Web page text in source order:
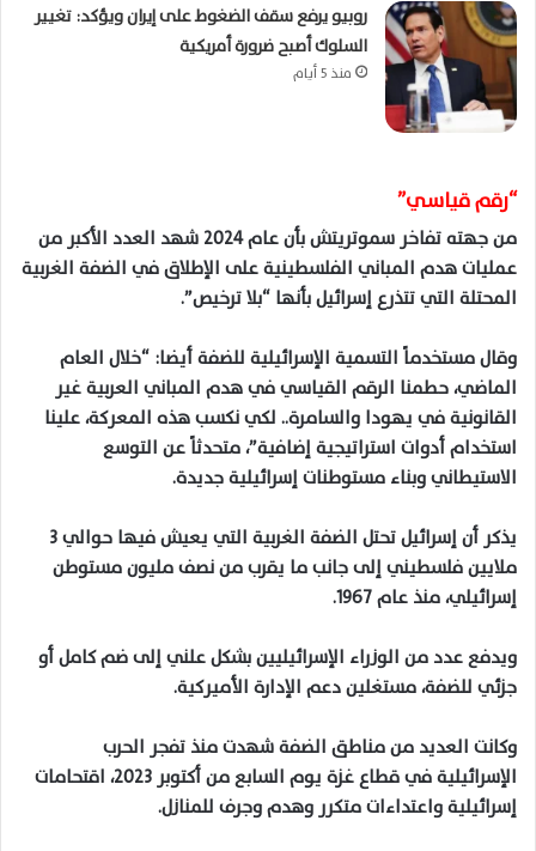
روبيو يرفع سقف الضغوط على إيران ويؤكد: تغيير
السلوك أصبح ضرورة أمريكية
منذ 5 أيام
“رقم قياسي”
من جهته تفاخر سموتريتش بأن عام 2024 شهد العدد الأكبر من
عمليات هدم المباني الفلسطينية على الإطلاق في الضفة الغربية
المحتلة التي تتذرع إسرائيل بأنها “بلا ترخيص”.
وقال مستخدماً التسمية الإسرائيلية للضفة أيضا: “خلال العام
الماضي، حطمنا الرقم القياسي في هدم المباني العربية غير
القانونية في يهودا والسامرة.. لكي نكسب هذه المعركة، علينا
استخدام أدوات استراتيجية إضافية”، متحدثاً عن التوسع
الاستيطاني وبناء مستوطنات إسرائيلية جديدة.
يذكر أن إسرائيل تحتل الضفة الغربية التي يعيش فيها حوالي 3
ملايين فلسطيني إلى جانب ما يقرب من نصف مليون مستوطن
إسرائيلي، منذ عام 1967.
ويدفع عدد من الوزراء الإسرائيليين بشكل علني إلى ضم كامل أو
جزئي للضفة، مستغلين دعم الإدارة الأميركية.
وكانت العديد من مناطق الضفة شهدت منذ تفجر الحرب
الإسرائيلية في قطاع غزة يوم السابع من أكتوبر 2023، اقتحامات
إسرائيلية واعتداءات متكرر وهدم وجرف للمنازل.